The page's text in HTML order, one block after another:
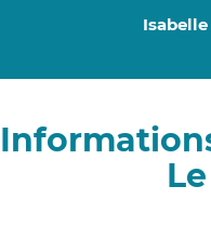
Isabelle